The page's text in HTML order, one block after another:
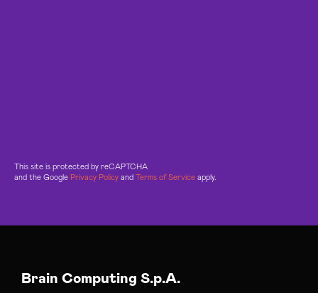
This site is protected by reCAPTCHA
and the Google Privacy Policy and Terms of Service apply.
Brain Computing S.p.A.